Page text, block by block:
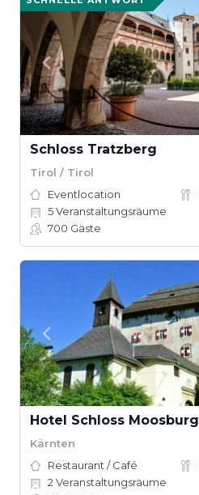
Schloss Tratzberg
Tirol / Tirol
Eventlocation
5Veranstaltungsräume
700 Gäste
Hotel Schloss Moosburg
Kärnten
Restaurant / Café
2 Veranstaltungsräume